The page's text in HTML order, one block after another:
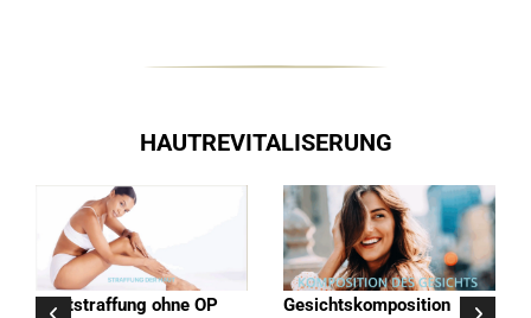
HAUTREVITALISERUNG
Hautstraffung ohne OP Gesichtskomposition